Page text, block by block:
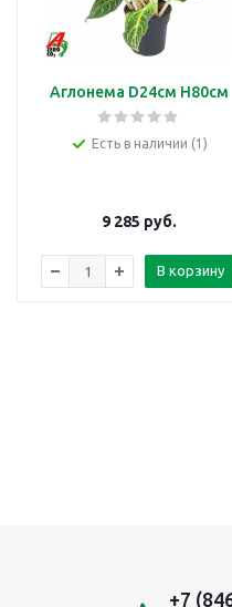
Аглонема D24см H80см
Есть в наличии (1)
9 285 руб.
В корзину
+7